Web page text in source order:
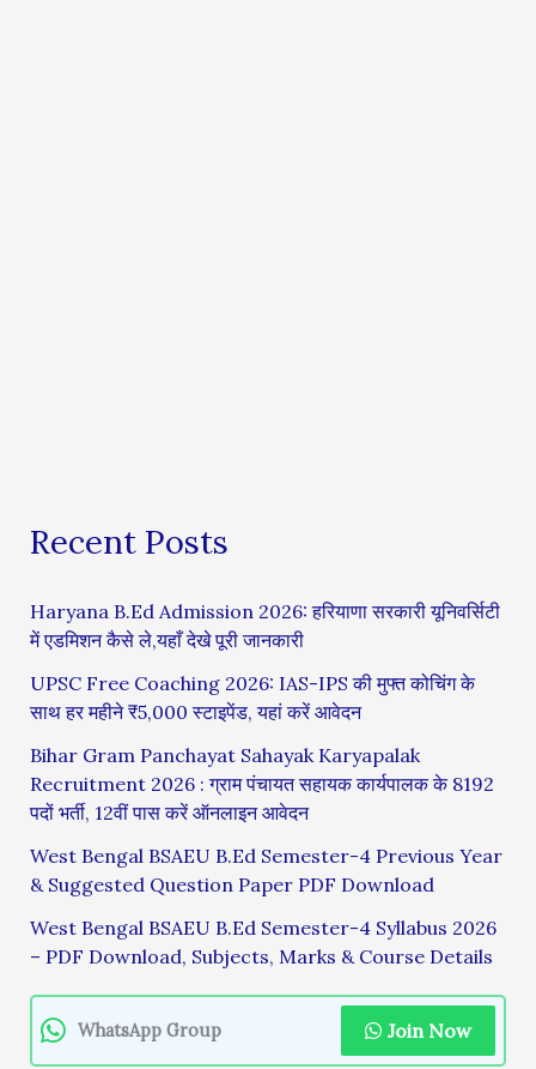
Recent Posts
Haryana B.Ed Admission 2026: हरियाणा सरकारी यूनिवर्सिटी
में एडमिशन कैसे ले,यहाँ देखे पूरी जानकारी
UPSC Free Coaching 2026: IAS-IPS की मुफ्त कोचिंग के
साथ हर महीने ₹5,000 स्टाइपेंड, यहां करें आवेदन
Bihar Gram Panchayat Sahayak Karyapalak
Recruitment 2026 : ग्राम पंचायत सहायक कार्यपालक के 8192
पदों भर्ती, 12वीं पास करें ऑनलाइन आवेदन
West Bengal BSAEU B.Ed Semester-4 Previous Year
& Suggested Question Paper PDF Download
West Bengal BSAEU B.Ed Semester-4 Syllabus 2026
– PDF Download, Subjects, Marks & Course Details
WhatsApp Group Join Now